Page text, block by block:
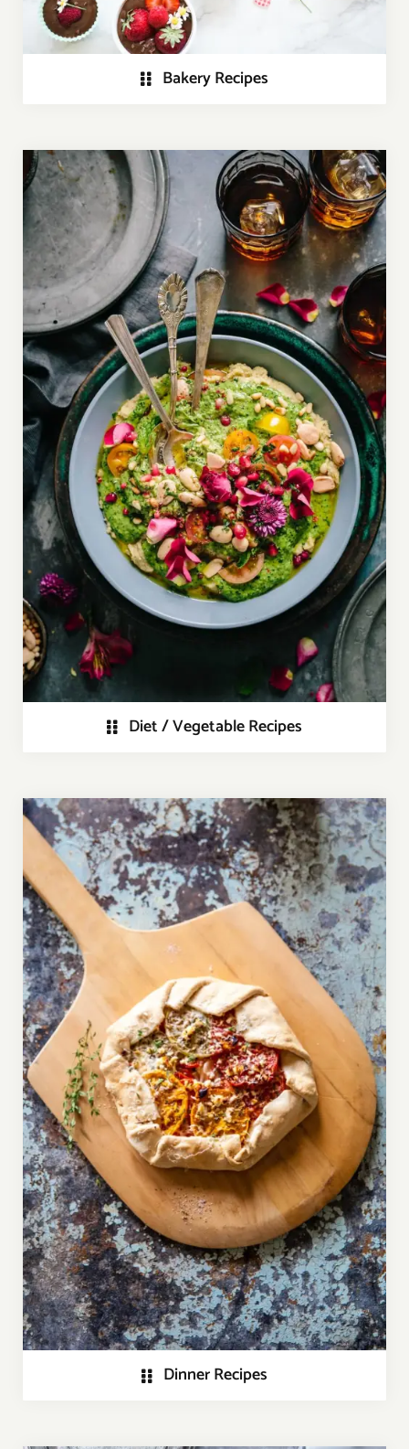
Bakery Recipes
Diet / Vegetable Recipes
Dinner Recipes